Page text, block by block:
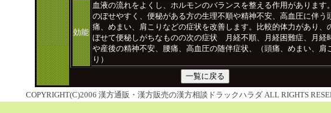
効能
血液の流れをよくし、ホルモンのバランスを整える作用があります。
のぼせやすく、便秘がある方の生理不順や精神不安、高血圧に伴う
痛、めまい、肩こりなどの症状を改善します。比較的体力があり、
ぼせて便秘しがちなものの次の症状 月経不順、月経困難症、月経
や産後の精神不安、腰痛、高血圧の随伴症状、（頭痛、めまい、肩
り）
COPYRIGHT(C)2006 漢方通販・漢方販売の漢方相談ドラックハラダ ALL RIGHTS